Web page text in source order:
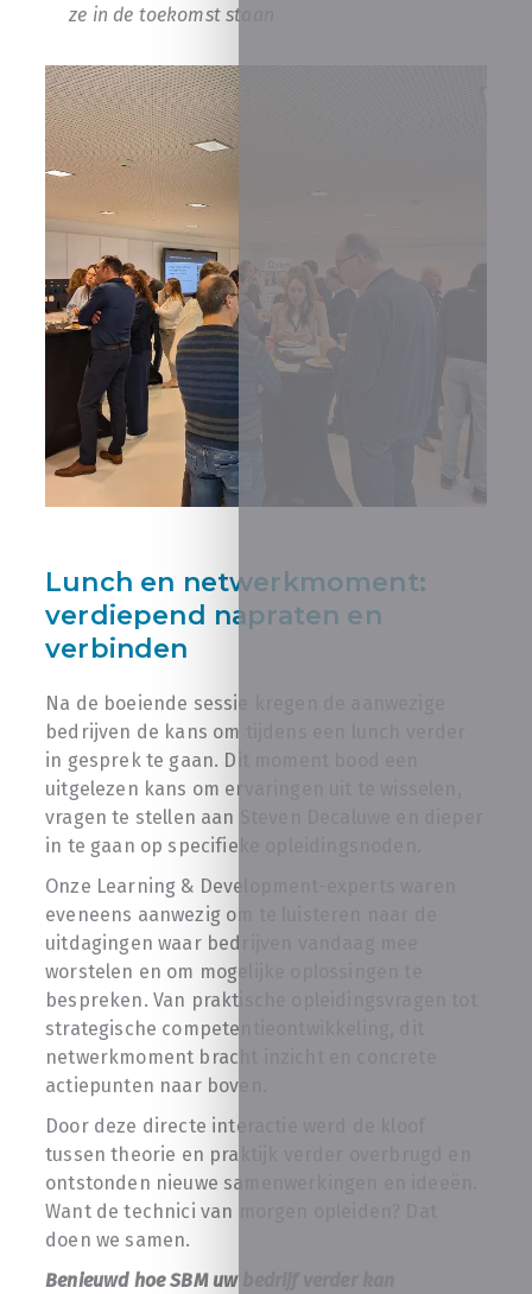
ze in de toekomst staan
Lunch en netwerkmoment:
verdiepend napraten en
verbinden
Na de boeiende sessie kregen de aanwezige
bedrijven de kans om tijdens een lunch verder
in gesprek te gaan. Dit moment bood een
uitgelezen kans om ervaringen uit te wisselen,
vragen te stellen aan Steven Decaluwe en dieper
in te gaan op specifieke opleidingsnoden.
Onze Learning & Development-experts waren
eveneens aanwezig om te luisteren naar de
uitdagingen waar bedrijven vandaag mee
worstelen en om mogelijke oplossingen te
bespreken. Van praktische opleidingsvragen tot
strategische competentieontwikkeling, dit
netwerkmoment bracht inzicht en concrete
actiepunten naar boven.
Door deze directe interactie werd de kloof
tussen theorie en praktijk verder overbrugd en
ontstonden nieuwe samenwerkingen en ideeën.
Want de technici van morgen opleiden? Dat
doen we samen.
Benieuwd hoe SBM uw bedrijf verder kan